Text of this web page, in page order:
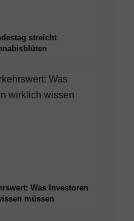
streicht
Was Investoren
müssen